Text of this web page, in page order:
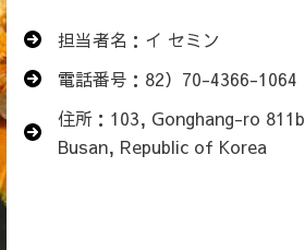
担当者名：イ セミン
電話番号：82）70-4366-1064
住所：103, Gonghang-ro
Busan, Republic of Korea